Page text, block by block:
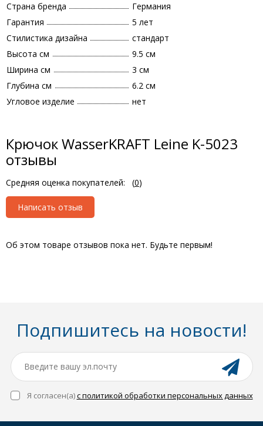
Страна бренда
Германия
Гарантия
5 лет
Стилистика дизайна
стандарт
Высота см
9.5 см
Ширина см
3 см
Глубина см
6.2 см
Угловое изделие
нет
Крючок WasserKRAFT Leine K-5023
отзывы
Средняя оценка покупателей: (0)
Написать отзыв
Об этом товаре отзывов пока нет. Будьте первым!
Подпишитесь на новости!
Я согласен(a)с политикой обработки персональных данных